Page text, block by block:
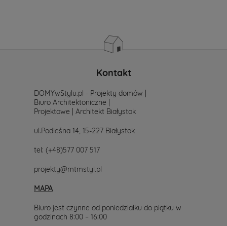
Kontakt
DOMYwStylu.pl - Projekty domów |
Biuro Architektoniczne |
Projektowe | Architekt Białystok
ul.Podleśna 14, 15-227 Białystok
tel: (+48)577 007 517
projekty@mtmstyl.pl
MAPA
Biuro jest czynne od poniedziałku do piątku w
godzinach 8:00 – 16:00